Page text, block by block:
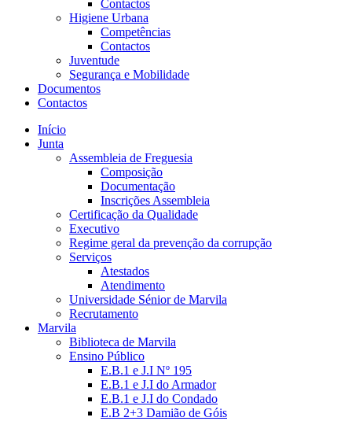
Contactos
Higiene Urbana
Competências
Contactos
Juventude
Segurança e Mobilidade
Documentos
Contactos
Início
Junta
Assembleia de Freguesia
Composição
Documentação
Inscrições Assembleia
Certificação da Qualidade
Executivo
Regime geral da prevenção da corrupção
Serviços
Atestados
Atendimento
Universidade Sénior de Marvila
Recrutamento
Marvila
Biblioteca de Marvila
Ensino Público
E.B.1 e J.I Nº 195
E.B.1 e J.I do Armador
E.B.1 e J.I do Condado
E.B 2+3 Damião de Góis